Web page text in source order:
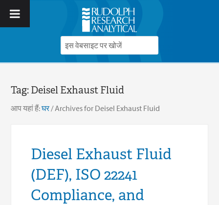
Tag:Deisel Exhaust Fluid
आप यहां हैं:घर/Archives for Deisel Exhaust Fluid
Diesel Exhaust Fluid
(DEF), ISO 22241
Compliance, and